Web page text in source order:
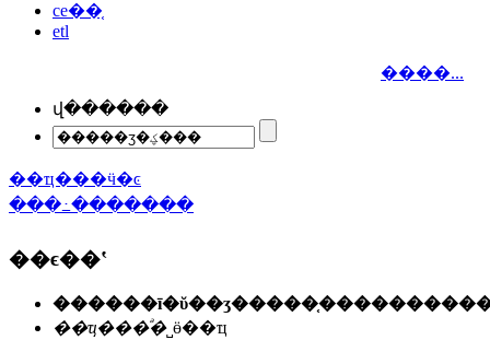
ce��֤
etl
����...
վ������
��ҵ���ӵ�ͼ
���߸�������
��ϵ��ʽ
��ҵ���ͣ�˽ӫ��ҵ